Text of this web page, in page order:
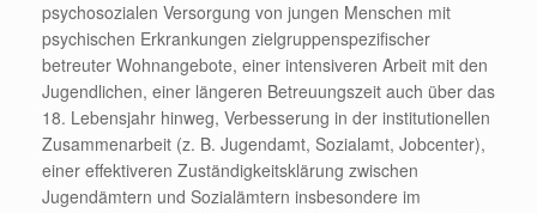
psychosozialen Versorgung von jungen Menschen mit
psychischen Erkrankungen zielgruppenspezifischer
betreuter Wohnangebote, einer intensiveren Arbeit mit den
Jugendlichen, einer längeren Betreuungszeit auch über das
18. Lebensjahr hinweg, Verbesserung in der institutionellen
Zusammenarbeit (z. B. Jugendamt, Sozialamt, Jobcenter),
einer effektiveren Zuständigkeitsklärung zwischen
Jugendämtern und Sozialämtern insbesondere im